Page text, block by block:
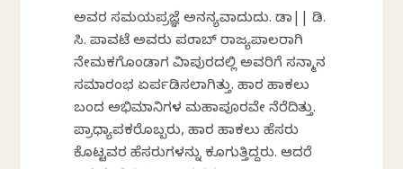
ಅವರ ಸಮಯಪ್ರಜ್ಞೆ ಅನನ್ಯವಾದುದು. ಡಾ|| ಡಿ.
ಸಿ. ಪಾವಟೆ ಅವರು ಪಂಜಾಬ್ ರಾಜ್ಯಪಾಲರಾಗಿ
ನೇಮಕಗೊಂಡಾಗ ವಿಜಾಪುರದಲ್ಲಿ ಅವರಿಗೆ ಸನ್ಮಾನ
ಸಮಾರಂಭ ಏರ್ಪಡಿಸಲಾಗಿತ್ತು. ಹಾರ ಹಾಕಲು
ಬಂದ ಅಭಿಮಾನಿಗಳ ಮಹಾಪೂರವೇ ನೆರೆದಿತ್ತು.
ಪ್ರಾಧ್ಯಾಪಕರೊಬ್ಬರು, ಹಾರ ಹಾಕಲು ಹೆಸರು
ಕೊಟ್ಟವರ ಹೆಸರುಗಳನ್ನು ಕೂಗುತ್ತಿದ್ದರು. ಆದರೆ